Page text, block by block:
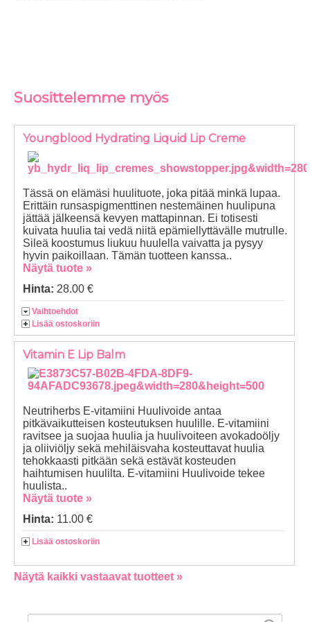
Suosittelemme myös
Youngblood Hydrating Liquid Lip Creme
Tässä on elämäsi huulituote, joka pitää minkä lupaa.
Erittäin runsaspigmenttinen nestemäinen huulipuna
jättää jälkeensä kevyen mattapinnan. Ei totisesti
kuivata huulia tai vedä niitä epämiellyttävälle mutrulle.
Sileä koostumus liukuu huulella vaivatta ja pysyy
hyvin paikoillaan. Tämän tuotteen kanssa..
Näytä tuote »
Hinta: 28.00 €
Vaihtoehdot
Lisää ostoskoriin
Vitamin E Lip Balm
Neutriherbs E-vitamiini Huulivoide antaa
pitkävaikutteisen kosteutuksen huulille. E-vitamiini
ravitsee ja suojaa huulia ja huulivoiteen avokadoöljy
ja oliiviöljy sekä mehiläisvaha kosteuttavat huulia
tehokkaasti pitkään sekä estävät kosteuden
haihtumisen huulilta. E-vitamiini Huulivoide tekee
huulista..
Näytä tuote »
Hinta: 11.00 €
Lisää ostoskoriin
Näytä kaikki vastaavat tuotteet »